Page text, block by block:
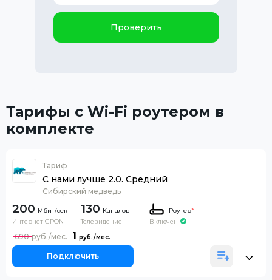
Проверить
Тарифы с Wi-Fi роутером в
комплекте
Тариф
С нами лучше 2.0. Средний
Сибирский медведь
200
Интернет GPON
130 Каналов
Телевидение
Роутер*
Включен
1
690
Подключить